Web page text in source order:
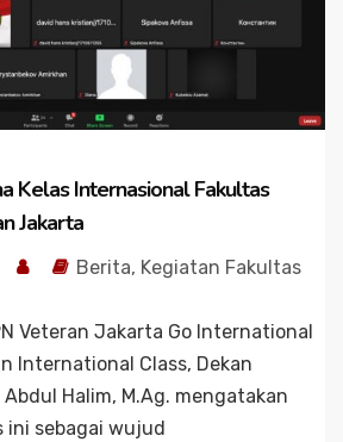
Kelas Internasional Fakultas
Jakarta
Berita, Kegiatan Fakultas
Veteran Jakarta Go International
International Class, Dekan
Halim, M.Ag. mengatakan
ini sebagai wujud